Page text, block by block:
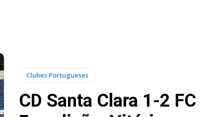
Clubes Portugueses
CD Santa Clara 1-2 FC